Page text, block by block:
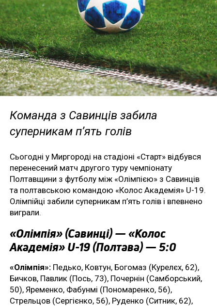
Команда з Савинців забила
суперникам п’ять голів
Сьогодні у Миргороді на стадіоні «Старт» відбувся
перенесений матч другого туру чемпіонату
Полтавщини з футболу між «Олімпією» з Савинців
та полтавською командою «Колос Академія» U-19.
Олімпійці забили суперникам п’ять голів і впевнено
виграли.
«Олімпія» (Савинці) — «Колос
Академія» U-19 (Полтава) — 5:0
«Олімпія»: Педько, Ковтун, Богомаз (Курелєх, 62),
Бичков, Павлик (Пось, 73), Почернін (Самборський,
50), Яременко, Фабунмі (Пономаренко, 56),
Стрельцов (Сергієнко, 56), Руденко (Ситник, 62),